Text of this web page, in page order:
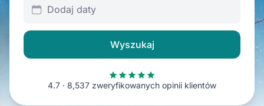
Dodaj daty
Wyszukaj
4.7 · 8,537 zweryfikowanych opinii klientów